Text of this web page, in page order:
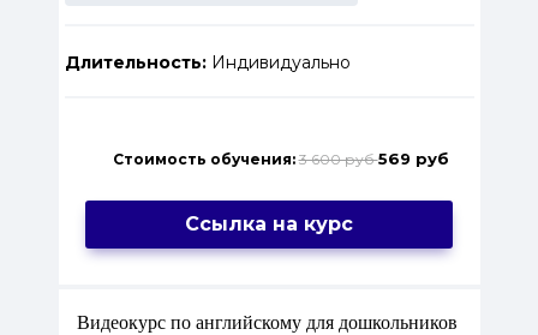
Длительность:Индивидуально
Стоимость обучения: 3 600 руб569 руб
Ссылка на курс
Видеокурс по английскому для дошкольников